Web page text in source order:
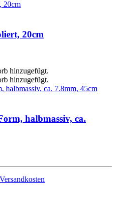
20cm
hinzugefügt.
hinzugefügt.
halbmassiv, ca.
Versandkosten